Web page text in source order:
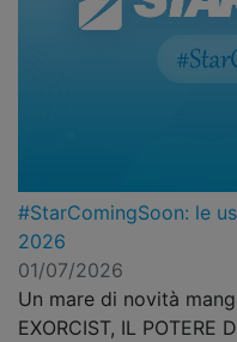
#StarComingSoon: le
2026
01/07/2026
Un mare di novità
EXORCIST, IL POTERE